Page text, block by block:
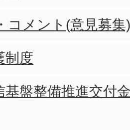
コメント(意見募集
制度
基盤整備推進交付